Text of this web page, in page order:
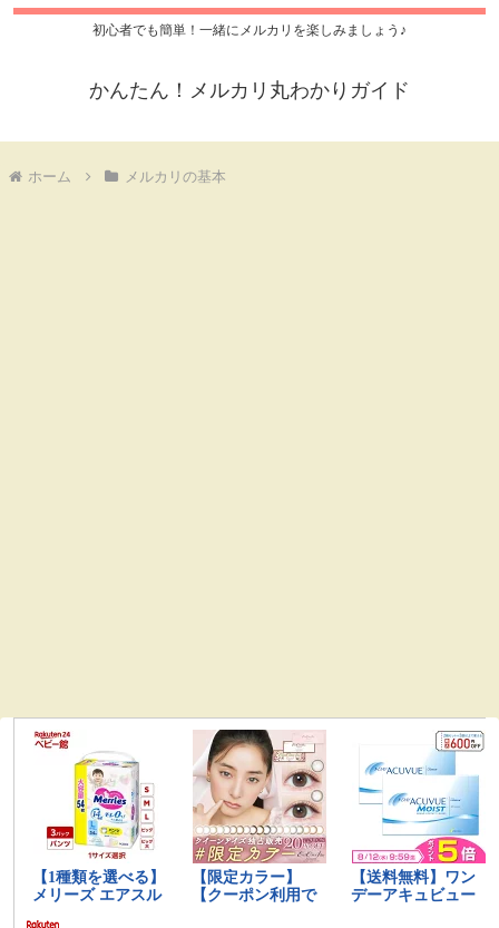
初心者でも簡単！一緒にメルカリを楽しみましょう♪
かんたん！メルカリ丸わかりガイド
ホーム メルカリの基本